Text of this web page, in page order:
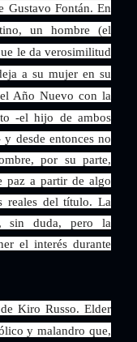
Gustavo Fontán. En
un hombre (el
le da verosimilitud
a su mujer en su
Año Nuevo con la
-el hijo de ambos
desde entonces no
por su parte,
paz a partir de algo
reales del título. La
sin duda, pero la
el interés durante
Kiro Russo. Elder
y malandro que,